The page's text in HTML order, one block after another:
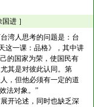
进 ］
湾人思考的问题是：台
这一课：品格》，其中讲
的国家为荣，使国民有
其是对彼此认同。第
，但他必须有一定的道
法对象。”
开论述，同时也缺乏深